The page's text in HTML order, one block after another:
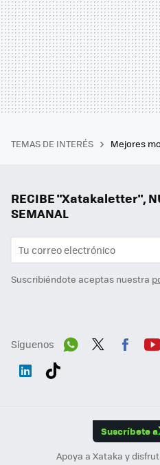
TEMAS DE INTERÉS Mejores
RECIBE "Xatakaletter",
SEMANAL
Suscribiéndote aceptas nuestra
Síguenos
Suscríbete a
Apoya a Xataka y